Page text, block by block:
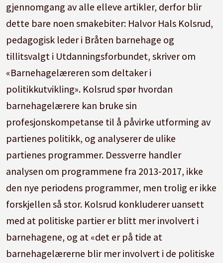
gjennomgang av alle elleve artikler, derfor blir
dette bare noen smakebiter: Halvor Hals Kolsrud,
pedagogisk leder i Bråten barnehage og
tillitsvalgt i Utdanningsforbundet, skriver om
«Barnehagelæreren som deltaker i
politikkutvikling». Kolsrud spør hvordan
barnehagelærere kan bruke sin
profesjonskompetanse til å påvirke utforming av
partienes politikk, og analyserer de ulike
partienes programmer. Dessverre handler
analysen om programmene fra 2013-2017, ikke
den nye periodens programmer, men trolig er ikke
forskjellen så stor. Kolsrud konkluderer uansett
med at politiske partier er blitt mer involvert i
barnehagene, og at «det er på tide at
barnehagelærerne blir mer involvert i de politiske